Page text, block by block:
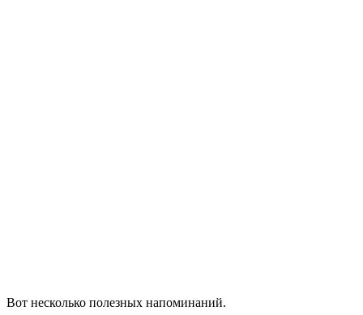
Вот несколько полезных напоминаний.